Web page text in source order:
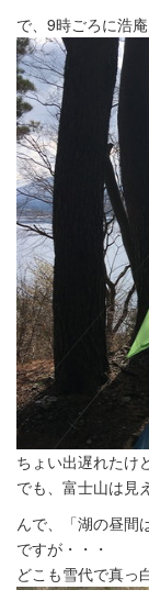
で、9時ごろに浩庵
ちょい出遅れたけ
でも、富士山は見
んで、「湖の昼間
ですが・・・
どこも雪代で真っ